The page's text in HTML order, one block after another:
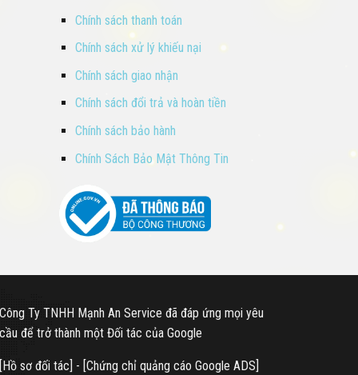
Chính sách thanh toán
Chính sách xử lý khiếu nại
Chính sách giao nhận
Chính sách đổi trả và hoàn tiền
Chính sách bảo hành
Chính Sách Bảo Mật Thông Tin
Công Ty TNHH Mạnh An Service đã đáp ứng mọi yêu
cầu để trở thành một Đối tác của Google
[Hồ sơ đối tác] - [Chứng chỉ quảng cáo Google ADS]